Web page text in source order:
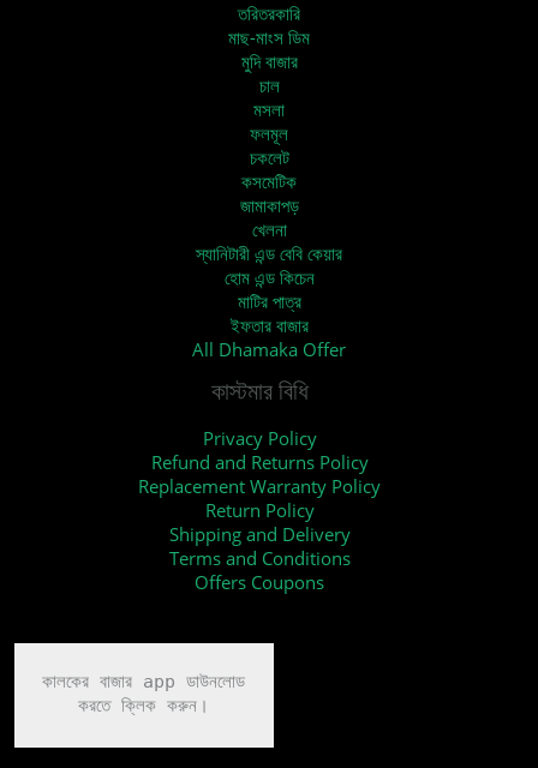
তরিতরকারি
মাছ-মাংস ডিম
মুদি বাজার
চাল
মসলা
ফলমূল
চকলেট
কসমেটিক
জামাকাপড়
খেলনা
স্যানিটারী এন্ড বেবি কেয়ার
হোম এন্ড কিচেন
মাটির পাত্র
ইফতার বাজার
All Dhamaka Offer
কাস্টমার বিধি
Privacy Policy
Refund and Returns Policy
Replacement Warranty Policy
Return Policy
Shipping and Delivery
Terms and Conditions
Offers Coupons
কালকের বাজার app ডাউনলোড
করতে ক্লিক করুন।